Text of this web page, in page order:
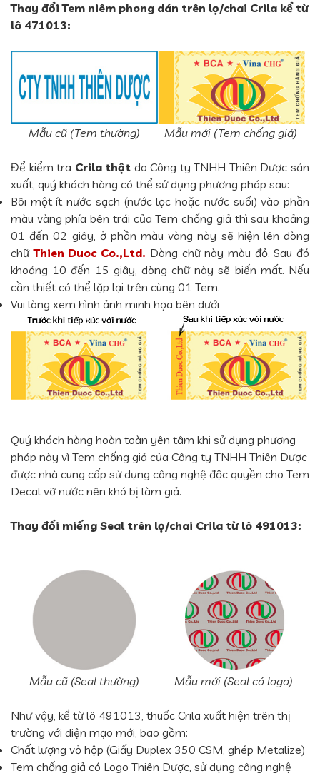
Thay đổi Tem niêm phong dán trên lọ/chai Crila kể từ
lô 471013:
Mẫu cũ (Tem thường) Mẫu mới (Tem chống giả)
Để kiểm tra Crila thật do Công ty TNHH Thiên Dược sản
xuất, quý khách hàng có thể sử dụng phương pháp sau:
Bôi một ít nước sạch (nước lọc hoặc nước suối) vào phần
màu vàng phía bên trái của Tem chống giả thì sau khoảng
01 đến 02 giây, ở phần màu vàng này sẽ hiện lên dòng
chữThien Duoc Co.,Ltd. Dòng chữ này màu đỏ. Sau đó
khoảng 10 đến 15 giây, dòng chữ này sẽ biến mất. Nếu
cần thiết có thể lặp lại trên cùng 01 Tem.
Vui lòng xem hình ảnh minh họa bên dưới
Quý khách hàng hoàn toàn yên tâm khi sử dụng phương
pháp này vì Tem chống giả của Công ty TNHH Thiên Dược
được nhà cung cấp sử dụng công nghệ độc quyền cho Tem
Decal vỡ nước nên khó bị làm giả.
Thay đổi miếng Seal trên lọ/chai Crila từ lô 491013:
Mẫu cũ (Seal thường) Mẫu mới (Seal có logo)
Như vậy, kể từ lô 491013, thuốc Crila xuất hiện trên thị
trường với diện mạo mới, bao gồm:
Chất lượng vỏ hộp (Giấy Duplex 350 CSM, ghép Metalize)
Tem chống giả có Logo Thiên Dược, sử dụng công nghệ